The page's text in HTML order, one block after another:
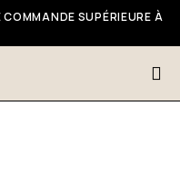
SUPÉRIEURE À